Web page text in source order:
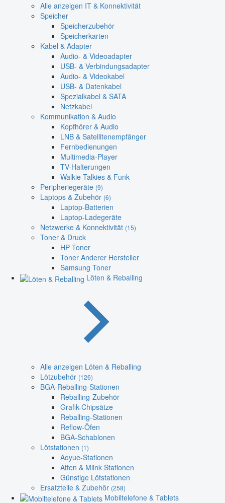
Alle anzeigen IT & Konnektivität
Speicher
Speicherzubehör
Speicherkarten
Kabel & Adapter
Audio- & Videoadapter
USB- & Verbindungsadapter
Audio- & Videokabel
USB- & Datenkabel
Spezialkabel & SATA
Netzkabel
Kommunikation & Audio
Kopfhörer & Audio
LNB & Satellitenempfänger
Fernbedienungen
Multimedia-Player
TV-Halterungen
Walkie Talkies & Funk
Peripheriegeräte (9)
Laptops & Zubehör (6)
Laptop-Batterien
Laptop-Ladegeräte
Netzwerke & Konnektivität (15)
Toner & Druck
HP Toner
Toner Anderer Hersteller
Samsung Toner
Löten & Reballing
Alle anzeigen Löten & Reballing
Lötzubehör (126)
BGA-Reballing-Stationen
Reballing-Zubehör
Grafik-Chipsätze
Reballing-Stationen
Reflow-Öfen
BGA-Schablonen
Lötstationen (1)
Aoyue-Stationen
Atten & Mlink Stationen
Günstige Lötstationen
Ersatzteile & Zubehör (258)
Mobiltelefone & Tablets